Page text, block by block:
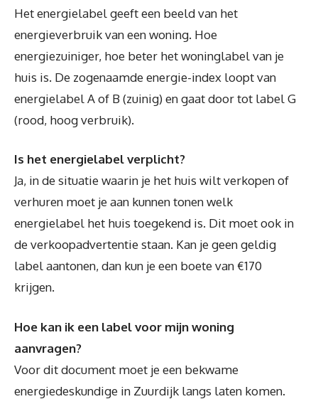
Het energielabel geeft een beeld van het
energieverbruik van een woning. Hoe
energiezuiniger, hoe beter het woninglabel van je
huis is. De zogenaamde energie-index loopt van
energielabel A of B (zuinig) en gaat door tot label G
(rood, hoog verbruik).
Is het energielabel verplicht?
Ja, in de situatie waarin je het huis wilt verkopen of
verhuren moet je aan kunnen tonen welk
energielabel het huis toegekend is. Dit moet ook in
de verkoopadvertentie staan. Kan je geen geldig
label aantonen, dan kun je een boete van €170
krijgen.
Hoe kan ik een label voor mijn woning
aanvragen?
Voor dit document moet je een bekwame
energiedeskundige in Zuurdijk langs laten komen.